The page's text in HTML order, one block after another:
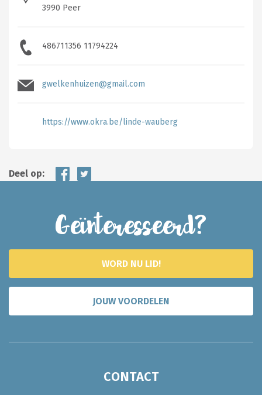
3990 Peer
486711356 11794224
gwelkenhuizen@gmail.com
https://www.okra.be/linde-wauberg
Deel op:
Geïnteresseerd?
WORD NU LID!
JOUW VOORDELEN
CONTACT